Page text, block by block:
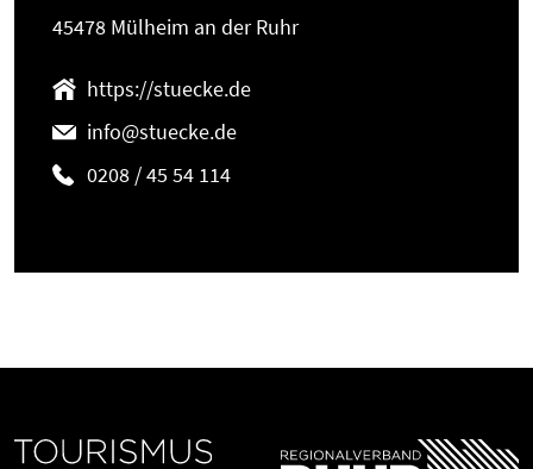
45478 Mülheim an der Ruhr
https://stuecke.de
info@stuecke.de
0208 / 45 54 114